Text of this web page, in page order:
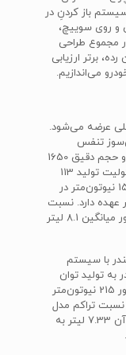
باز کردنِ در
و روی سوییچ،
مجموع طراحی
برتر ارزیابی
می‌اندازیم.
عرضه می‌شود.
تنفس
طبیعی 4 سیلندر 16 سوپاپه با آرایش خطی و حجم دقیق 1650
سی‌سی مجهز شده است. این پیشرانه مسئولیت تولید 113
اسب‌بخار در 6000 دور در دقیقه و گشتاور 155 نیوتون‌متر در
دقیقه را بر عهده دارد. نسبت
تراکم این مدل، 11 و مصرف سوخت آن به‌طور میانگین 8.1 لیتر
سورن از یک پیشرانه‌ی 4 سیلندر با سیستم
به تولید توان
150 اسب‌بخار در 5500 دور بر دقیقه و گشتاور 215 نیوتون‌متر
است. نسبت تراکم مدل
توربو، 9.6 و مصرف سوخت در حالت ترکیبی آن 7.33 لیتر به